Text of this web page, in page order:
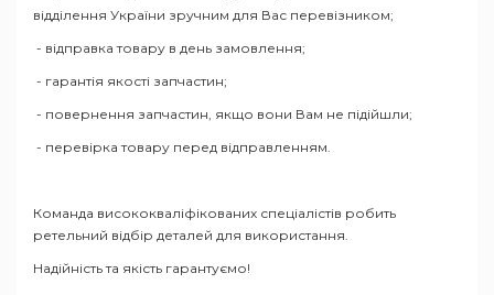
відділення України зручним для Вас перевізником;
- відправка товару в день замовлення;
- гарантія якості запчастин;
- повернення запчастин, якщо вони Вам не підійшли;
- перевірка товару перед відправленням.
Команда висококваліфікованих спеціалістів робить
ретельний відбір деталей для використання.
Надійність та якість гарантуємо!